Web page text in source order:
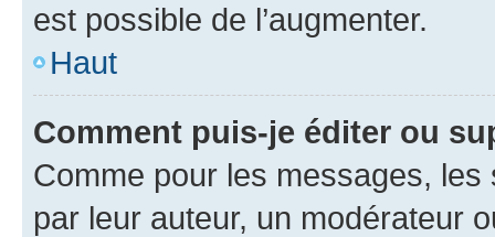
est possible de l’augmenter.
Haut
Comment puis-je éditer ou
Comme pour les messages,
par leur auteur, un modérateur